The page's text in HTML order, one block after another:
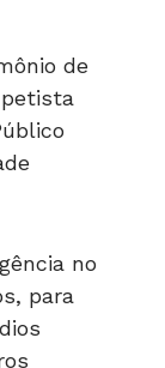
de
no
para